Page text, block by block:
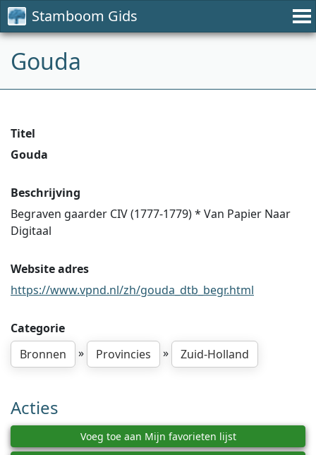
Stamboom Gids
Gouda
Titel
Gouda
Beschrijving
Begraven gaarder CIV (1777-1779) * Van Papier Naar
Digitaal
Website adres
https://www.vpnd.nl/zh/gouda_dtb_begr.html
Categorie
Bronnen
» Provincies » Zuid-Holland
Acties
Voeg toe aan Mijn favorieten lijst